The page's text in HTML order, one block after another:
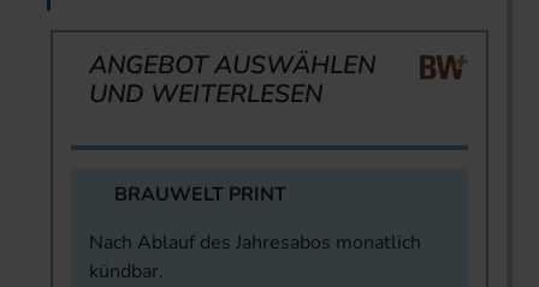
ANGEBOT AUSWÄHLEN
UND WEITERLESEN
BRAUWELT PRINT
Nach Ablauf des Jahresabos monatlich
kündbar.